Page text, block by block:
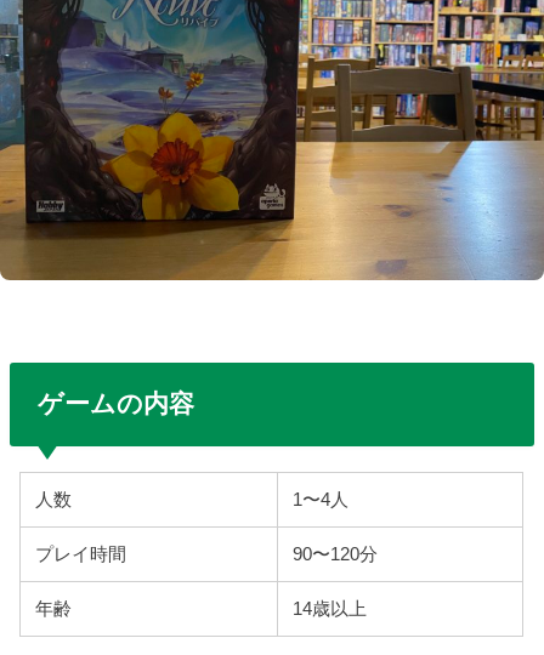
ゲームの内容
人数 1〜4人
プレイ時間 90〜120分
年齢 14歳以上